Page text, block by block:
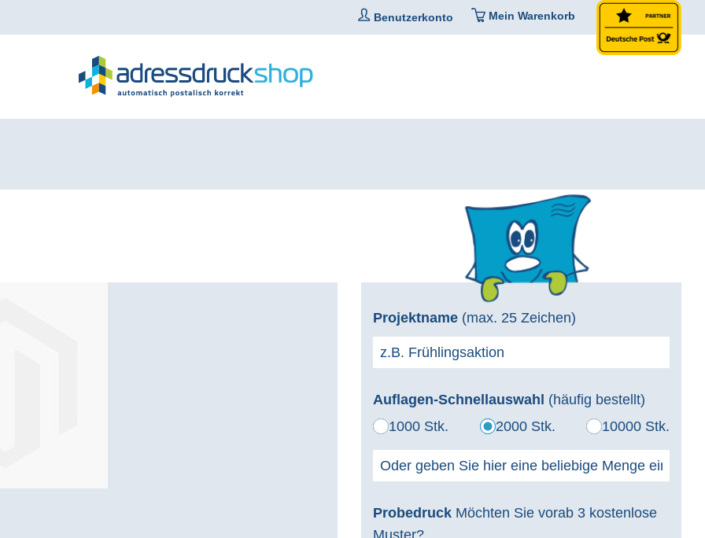
Mein Warenkorb
Benutzerkonto
Projektname (max. 25 Zeichen)
Auflagen-Schnellauswahl (häufig bestellt)
1000 Stk.
2000 Stk. 10000 Stk.
Probedruck Möchten Sie vorab 3 kostenlose
Muster?